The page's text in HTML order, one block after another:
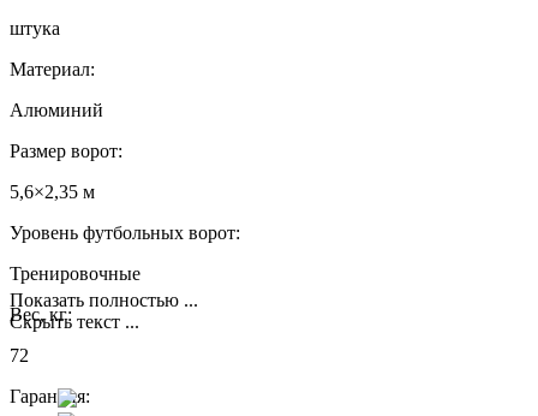
штука
Материал:
Алюминий
Размер ворот:
5,6×2,35 м
Уровень футбольных ворот:
Тренировочные
Вес, кг:
72
Гарантия:
Показать полностью ...
Скрыть текст ...